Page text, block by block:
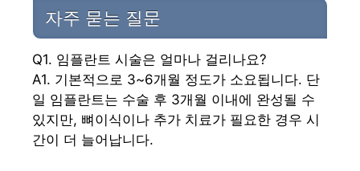
자주 묻는 질문
Q1. 임플란트 시술은 얼마나 걸리나요?
A1. 기본적으로 3~6개월 정도가 소요됩니다. 단
일 임플란트는 수술 후 3개월 이내에 완성될 수
있지만, 뼈이식이나 추가 치료가 필요한 경우 시
간이 더 늘어납니다.